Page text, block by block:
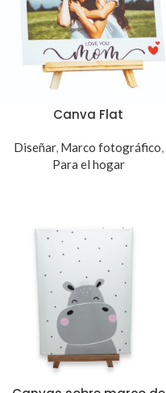
Canva Flat
Diseñar, Marco fotográfico,
Para el hogar